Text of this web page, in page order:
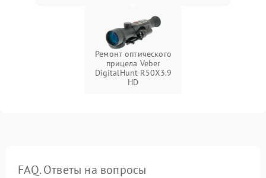
Ремонт оптического
прицела Veber
DigitalHunt R50X3.9
HD
FAQ. Ответы на вопросы